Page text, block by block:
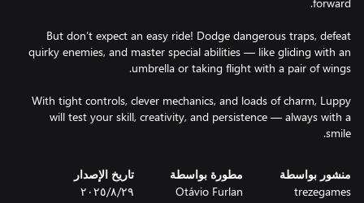
But don’t expect an easy ride! Dodge dangerous traps, defeat
quirky enemies, and master special abilities — like gliding with an
With tight controls, clever mechanics, and loads of charm, Luppy
will test your skill, creativity, and persistence — always with a
smile.
منشور بواسطة
trezegames
مطورة بواسطة
Otávio Furlan
تاريخ الإصدار
٢٩‏/٨‏/٢٠٢٥